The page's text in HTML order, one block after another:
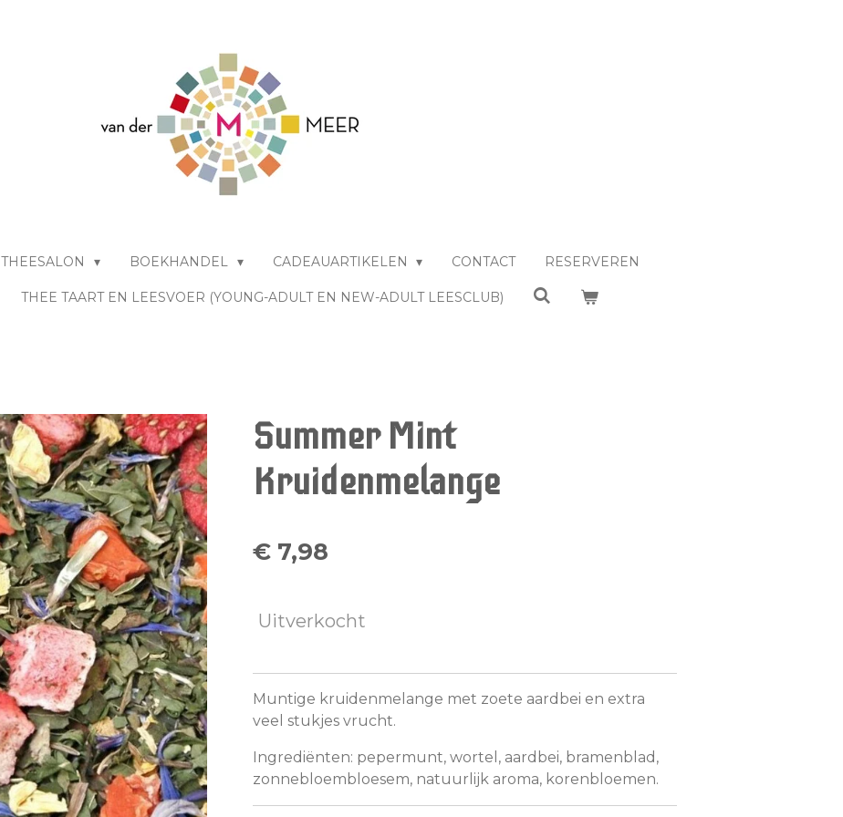
THEESALON BOEKHANDEL CADEAUARTIKELEN CONTACT RESERVEREN
THEE TAART EN LEESVOER (YOUNG-ADULT EN NEW-ADULT LEESCLUB)
Summer Mint
Kruidenmelange
€ 7,98
Uitverkocht
Muntige kruidenmelange met zoete aardbei en extra
veel stukjes vrucht.
Ingrediënten: pepermunt, wortel, aardbei, bramenblad,
zonnebloembloesem, natuurlijk aroma, korenbloemen.